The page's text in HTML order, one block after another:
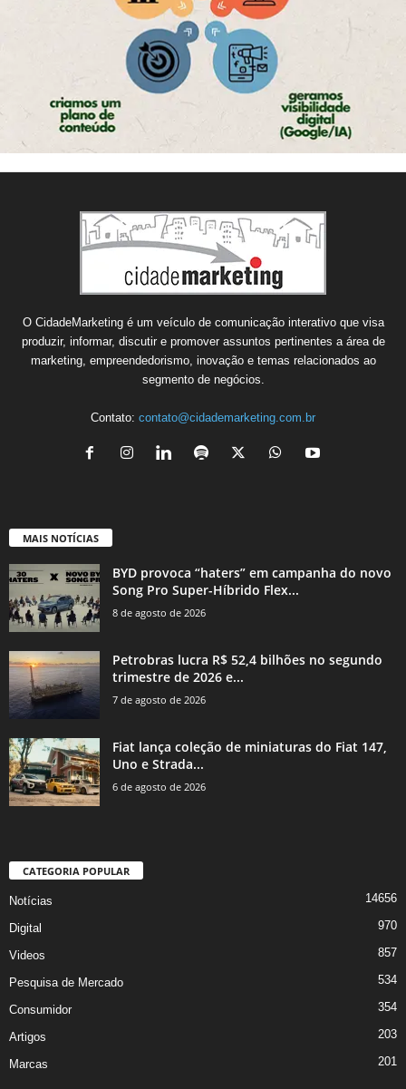
O CidadeMarketing é um veículo de comunicação interativo que visa
produzir, informar, discutir e promover assuntos pertinentes a área de
marketing, empreendedorismo, inovação e temas relacionados ao
segmento de negócios.
Contato: contato@cidademarketing.com.br
MAIS NOTÍCIAS
BYD provoca “haters” em campanha do novo
Song Pro Super-Híbrido Flex...
8 de agosto de 2026
Petrobras lucra R$ 52,4 bilhões no segundo
trimestre de 2026 e...
7 de agosto de 2026
Fiat lança coleção de miniaturas do Fiat 147,
Uno e Strada...
6 de agosto de 2026
CATEGORIA POPULAR
Notícias 14656
Digital 970
Videos 857
Pesquisa de Mercado 534
Consumidor 354
Artigos 203
Marcas 201